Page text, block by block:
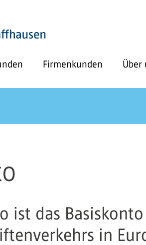
Firmenkunden Über
ist das
in